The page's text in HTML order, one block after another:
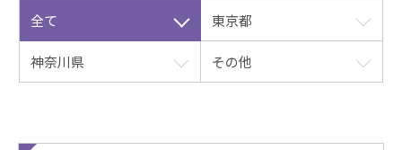
全て 東京都
神奈川県 その他